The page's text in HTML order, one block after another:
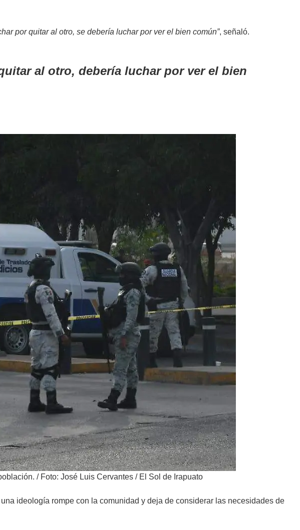
por quitar al otro, se debería luchar por ver el bien común”, señaló.
al otro, debería luchar por ver el bien
/ Foto: José Luis Cervantes / El Sol de Irapuato
ideología rompe con la comunidad y deja de considerar las necesidades de